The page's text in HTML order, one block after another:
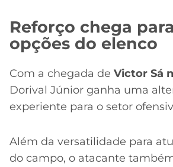
Reforço chega
opções do elenco
Com a chegada de Victor Sá
Dorival Júnior ganha uma
experiente para o setor
Além da versatilidade para
do campo, o atacante